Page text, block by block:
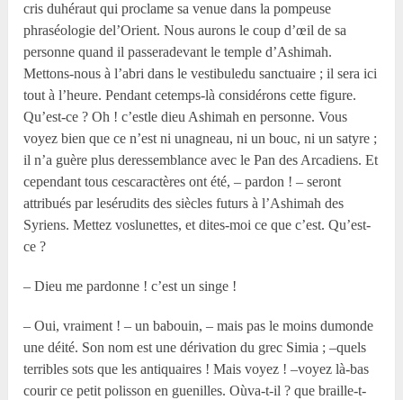
cris duhéraut qui proclame sa venue dans la pompeuse
phraséologie del’Orient. Nous aurons le coup d’œil de sa
personne quand il passeradevant le temple d’Ashimah.
Mettons-nous à l’abri dans le vestibuledu sanctuaire ; il sera ici
tout à l’heure. Pendant cetemps-là considérons cette figure.
Qu’est-ce ? Oh ! c’estle dieu Ashimah en personne. Vous
voyez bien que ce n’est ni unagneau, ni un bouc, ni un satyre ;
il n’a guère plus deressemblance avec le Pan des Arcadiens. Et
cependant tous cescaractères ont été, – pardon ! – seront
attribués par lesérudits des siècles futurs à l’Ashimah des
Syriens. Mettez voslunettes, et dites-moi ce que c’est. Qu’est-
ce ?
– Dieu me pardonne ! c’est un singe !
– Oui, vraiment ! – un babouin, – mais pas le moins dumonde
une déité. Son nom est une dérivation du grec Simia ; –quels
terribles sots que les antiquaires ! Mais voyez ! –voyez là-bas
courir ce petit polisson en guenilles. Oùva-t-il ? que braille-t-